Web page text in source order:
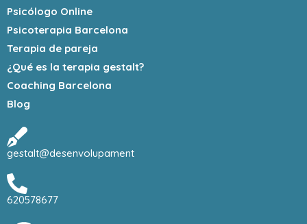
Psicólogo Online
Psicoterapia Barcelona
Terapia de pareja
¿Qué es la terapia gestalt?
Coaching Barcelona
Blog
gestalt@desenvolupament
620578677